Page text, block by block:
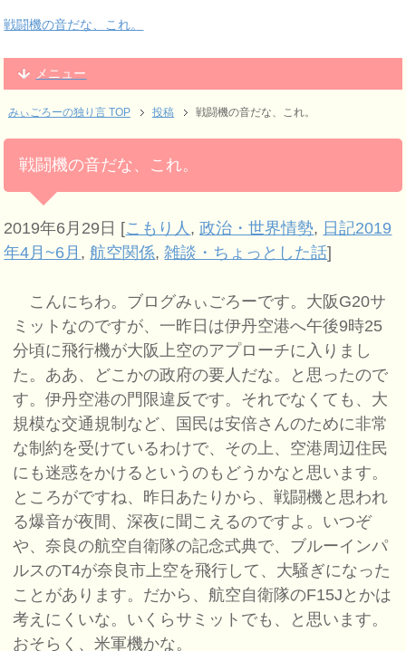
戦闘機の音だな、これ。
メニュー
みぃごろーの独り言 TOP 投稿 戦闘機の音だな、これ。
戦闘機の音だな、これ。
2019年6月29日 [こもり人 ,政治・世界情勢, 日記2019
年4月~6月 ,航空関係,雑談・ちょっとした話]
こんにちわ。ブログみぃごろーです。大阪G20サ
ミットなのですが、一昨日は伊丹空港へ午後9時25
分頃に飛行機が大阪上空のアプローチに入りまし
た。ああ、どこかの政府の要人だな。と思ったので
す。伊丹空港の門限違反です。それでなくても、大
規模な交通規制など、国民は安倍さんのために非常
な制約を受けているわけで、その上、空港周辺住民
にも迷惑をかけるというのもどうかなと思います。
ところがですね、昨日あたりから、戦闘機と思われ
る爆音が夜間、深夜に聞こえるのですよ。いつぞ
や、奈良の航空自衛隊の記念式典で、ブルーインパ
ルスのT4が奈良市上空を飛行して、大騒ぎになった
ことがあります。だから、航空自衛隊のF15Jとかは
考えにくいな。いくらサミットでも、と思います。
おそらく、米軍機かな。